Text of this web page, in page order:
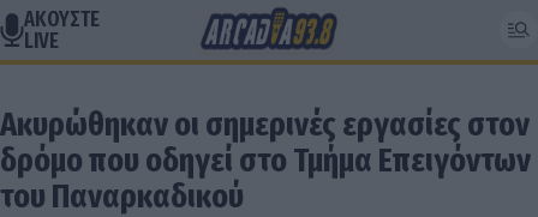
ΑΚΟΥΣΤΕ
LIVE
Ακυρώθηκαν οι σημερινές εργασίες στον
δρόμο που οδηγεί στο Τμήμα Επειγόντων
του Παναρκαδικού